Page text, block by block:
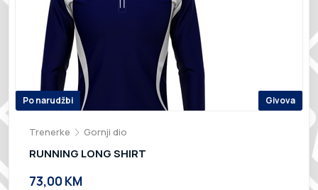
Po narudžbi Givova
Trenerke Gornji dio
RUNNING LONG SHIRT
73,00 KM